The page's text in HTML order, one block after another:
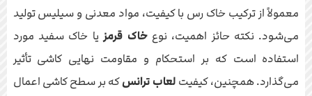
معمولاً از ترکیب خاک رس با کیفیت، مواد معدنی و سیلیس تولید
می‌شود. نکته حائز اهمیت، نوعخاک قرمزیا خاک سفید مورد
استفاده است که بر استحکام و مقاومت نهایی کاشی تأثیر
می‌گذارد. همچنین، کیفیت لعاب ترانسکه بر سطح کاشی اعمال